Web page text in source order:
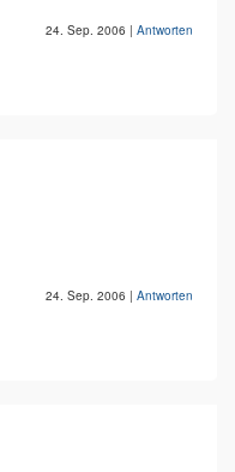
24. Sep. 2006 | Antworten
24. Sep. 2006 | Antworten